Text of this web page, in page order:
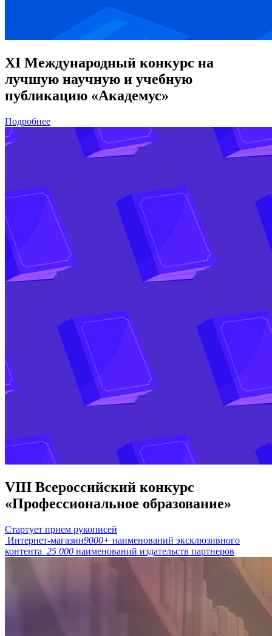
XI Международный конкурс на
лучшую научную и учебную
публикацию «Академус»
Подробнее
VIII Всероссийский конкурс
«Профессиональное образование»
Стартует прием рукописей
Интернет-магазин9000+ наименований эксклюзивного
контента 25 000 наименований издательств партнеров